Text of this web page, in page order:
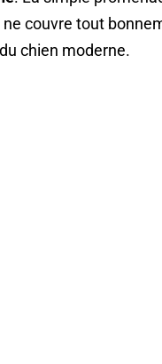
couvre tout
chien moderne.